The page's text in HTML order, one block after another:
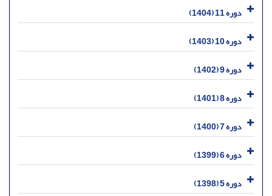
دوره 11 (1404)
دوره 10 (1403)
دوره 9 (1402)
دوره 8 (1401)
دوره 7 (1400)
دوره 6 (1399)
دوره 5 (1398)